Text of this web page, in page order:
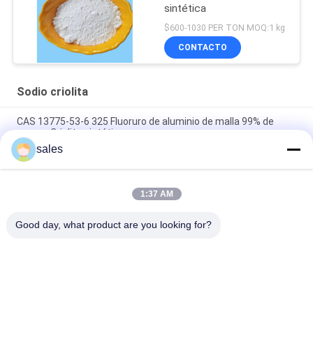
sintética
$600-1030 PER TON MOQ:1 kg
CONTACTO
Sodio criolita
CAS 13775-53-6 325 Fluoruro de aluminio de malla 99% de
pureza Criolita sintética
Sobre el grado industrial 1000 de Mesh Sodium Cryolite CAS
13775-53-6
Peso molecular 209.94 Cryolita de sodio Compuesto químico
sales
1:37 AM
Good day, what product are you looking for?